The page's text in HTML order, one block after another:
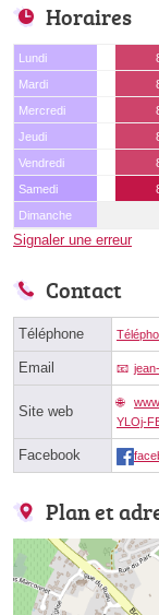
Horaires
Lundi
Mardi
Mercredi
Jeudi
Vendredi
Samedi
Dimanche
Signaler une erreur
Contact
Téléphone
Email
Site web
YLOj-
Facebook
Plan et